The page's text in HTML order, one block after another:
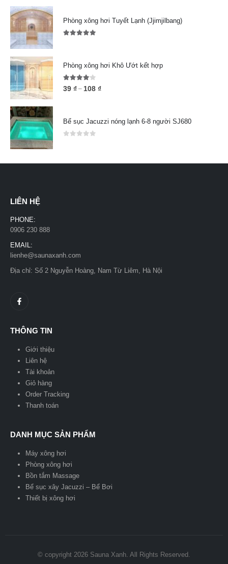
Phòng xông hơi Tuyết Lạnh (Jjimjilbang)
Phòng xông hơi Khô Ướt kết hợp
4.00 out of 5
39 ₫ – 108 ₫
Bể sục Jacuzzi nóng lạnh 6-8 người SJ680
LIÊN HỆ
PHONE:
0906 230 888
EMAIL:
lienhe@saunaxanh.com
Địa chỉ: Số 2 Nguyễn Hoàng, Nam Từ Liêm, Hà Nội
THÔNG TIN
Giới thiệu
Liên hệ
Tài khoản
Giỏ hàng
Order Tracking
Thanh toán
DANH MỤC SẢN PHẨM
Máy xông hơi
Phòng xông hơi
Bồn tắm Massage
Bể sục xây Jacuzzi – Bể Bơi
Thiết bị xông hơi
© copyright 2026 Sauna Xanh. All Rights Reserved.